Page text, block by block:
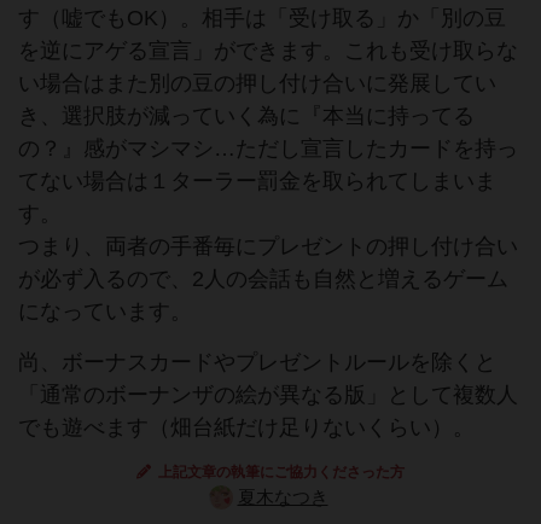
す（嘘でもOK）。相手は「受け取る」か「別の豆
を逆にアゲる宣言」ができます。これも受け取らな
い場合はまた別の豆の押し付け合いに発展してい
き、選択肢が減っていく為に『本当に持ってる
の？』感がマシマシ…ただし宣言したカードを持っ
てない場合は１ターラー罰金を取られてしまいま
す。
つまり、両者の手番毎にプレゼントの押し付け合い
が必ず入るので、2人の会話も自然と増えるゲーム
になっています。
尚、ボーナスカードやプレゼントルールを除くと
「通常のボーナンザの絵が異なる版」として複数人
でも遊べます（畑台紙だけ足りないくらい）。
上記文章の執筆にご協力くださった方
夏木なつき